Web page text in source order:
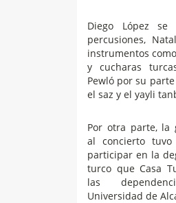
Diego López
percusiones,
instrumentos
y cucharas
Pewló por su
el saz y el yayli
Por otra parte, la
al concierto
participar en la
turco que Casa
las
Universidad de